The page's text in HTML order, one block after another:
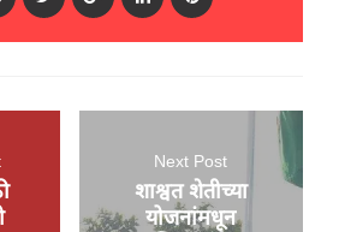
Next Post
शाश्वत शेतीच्या
योजनांमधून